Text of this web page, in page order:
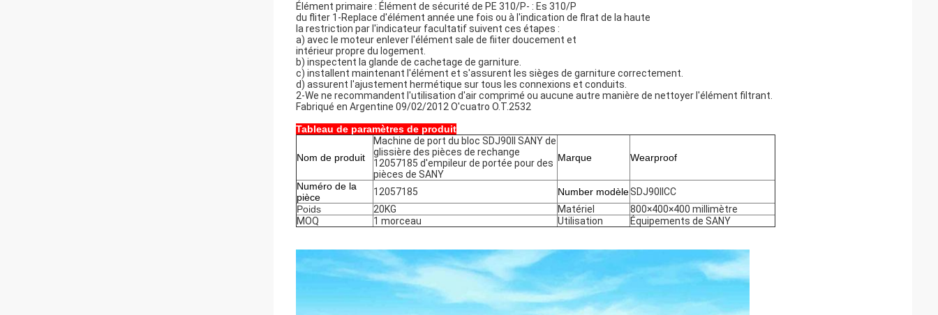
Élément primaire : Élément de sécurité de PE 310/P- : Es 310/P
du fliter 1-Replace d'élément année une fois ou à l'indication de flrat de la haute
la restriction par l'indicateur facultatif suivent ces étapes :
a) avec le moteur enlever l'élément sale de fiiter doucement et
intérieur propre du logement.
b) inspectent la glande de cachetage de garniture.
c) installent maintenant l'élément et s'assurent les sièges de garniture correctement.
d) assurent l'ajustement hermétique sur tous les connexions et conduits.
2-We ne recommandent l'utilisation d'air comprimé ou aucune autre manière de nettoyer l'élément filtrant.
Fabriqué en Argentine 09/02/2012 O'cuatro O.T.2532
Tableau de paramètres de produit
Nom de produit
Machine de port du bloc SDJ90II SANY de
glissière des pièces de rechange
12057185 d'empileur de portée pour des
pièces de SANY
Marque Wearproof
Numéro de la
pièce
12057185 Number modèleSDJ90IICC
Poids
20KG Matériel
800×400×400 millimètre
MOQ
1 morceau Utilisation Équipements de SANY